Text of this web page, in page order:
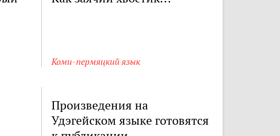
Коми-пермяцкий язык
Произведения на
Удэгейском языке готовятся